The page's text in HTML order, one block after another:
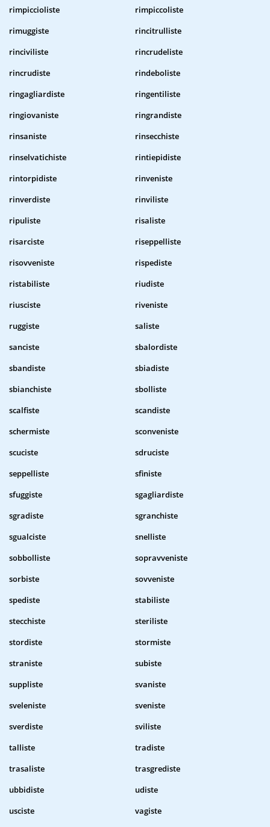
rimpiccioliste
rimpiccoliste
rimuggiste
rincitrulliste
rinciviliste
rincrudeliste
rincrudiste
rindeboliste
ringagliardiste
ringentiliste
ringiovaniste
ringrandiste
rinsaniste
rinsecchiste
rinselvatichiste
rintiepidiste
rintorpidiste
rinveniste
rinverdiste
rinviliste
ripuliste
risaliste
risarciste
riseppelliste
risovveniste
rispediste
ristabiliste
riudiste
riusciste
riveniste
ruggiste
saliste
sanciste
sbalordiste
sbandiste
sbiadiste
sbianchiste
sbolliste
scalfiste
scandiste
schermiste
sconveniste
scuciste
sdruciste
seppelliste
sfiniste
sfuggiste
sgagliardiste
sgradiste
sgranchiste
sgualciste
snelliste
sobbolliste
sopravveniste
sorbiste
sovveniste
spediste
stabiliste
stecchiste
steriliste
stordiste
stormiste
straniste
subiste
suppliste
svaniste
sveleniste
sveniste
sverdiste
sviliste
talliste
tradiste
trasaliste
trasgrediste
ubbidiste
udiste
usciste
vagiste